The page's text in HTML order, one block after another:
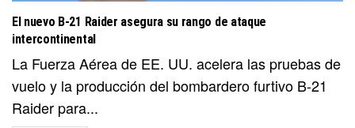
El nuevo B-21 Raider asegura su rango de ataque
intercontinental
La Fuerza Aérea de EE. UU. acelera las pruebas de
vuelo y la producción del bombardero furtivo B-21
Raider para...